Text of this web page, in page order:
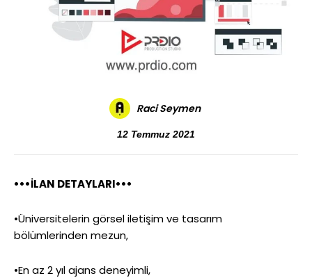
Raci Seymen
12 Temmuz 2021
•••İLAN DETAYLARI•••
•Üniversitelerin görsel iletişim ve tasarım
bölümlerinden mezun,
•En az 2 yıl ajans deneyimli,